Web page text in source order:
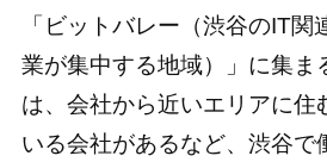
「ビットバレー（渋谷のIT関
業が集中する地域）」に集ま
は、会社から近いエリアに住
いる会社があるなど、渋谷で